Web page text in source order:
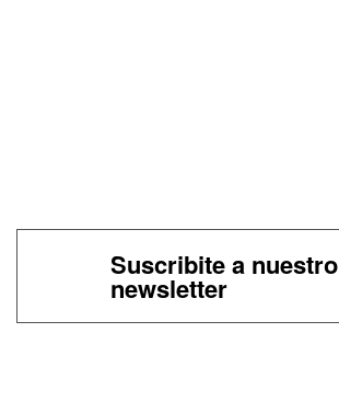
Suscribite a nuestro
newsletter